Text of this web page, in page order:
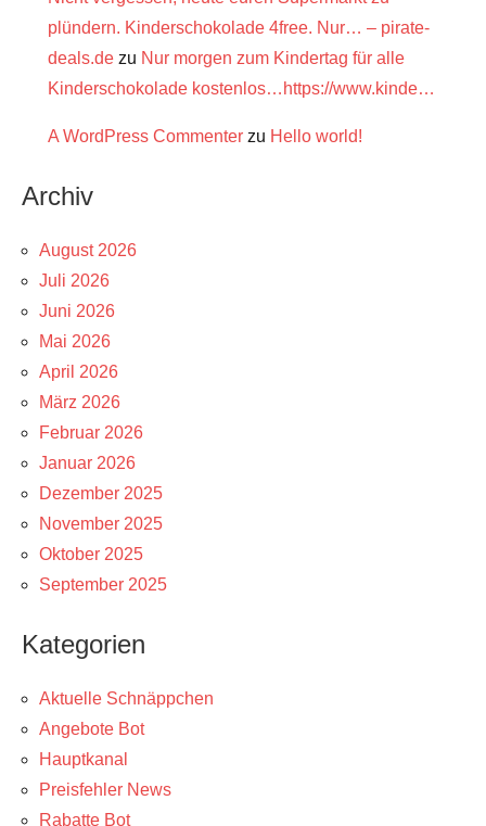
plündern. Kinderschokolade 4free. Nur… – pirate-
deals.de zu Nur morgen zum Kindertag für alle
Kinderschokolade kostenlos…https://www.kinde…
A WordPress Commenter zu Hello world!
Archiv
August 2026
Juli 2026
Juni 2026
Mai 2026
April 2026
März 2026
Februar 2026
Januar 2026
Dezember 2025
November 2025
Oktober 2025
September 2025
Kategorien
Aktuelle Schnäppchen
Angebote Bot
Hauptkanal
Preisfehler News
Rabatte Bot